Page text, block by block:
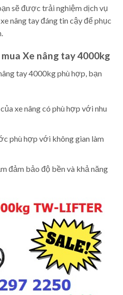
sẽ được trải nghiệm dịch vụ
nâng tay đáng tin cậy để phục
Xe nâng tay 4000kg
tay 4000kg phù hợp, bạn
xe nâng có phù hợp với nhu
phù hợp với không gian làm
đảm bảo độ bền và khả năng